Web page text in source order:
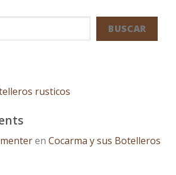
BUSCAR
rusticos
en Cocarma y sus Botelleros